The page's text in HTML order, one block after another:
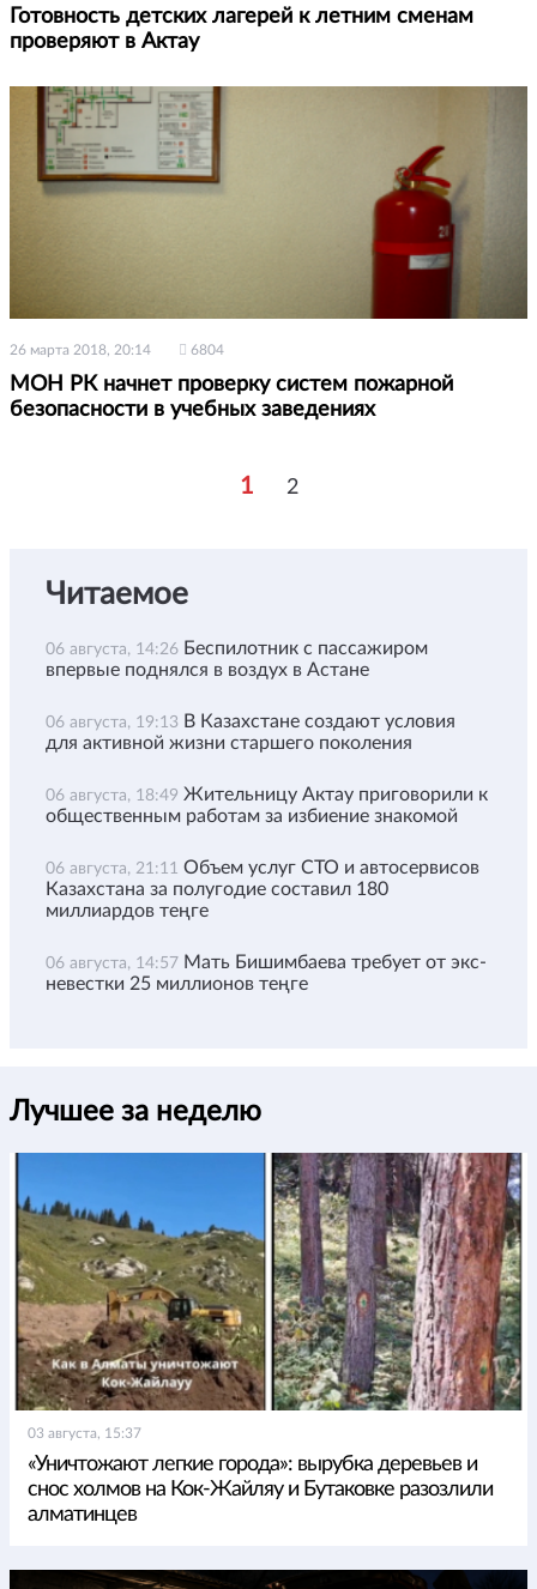
Готовность детских лагерей к летним сменам
проверяют в Актау
26 марта 2018, 20:14 6804
МОН РК начнет проверку систем пожарной
безопасности в учебных заведениях
1 2
Читаемое
06 августа, 14:26 Беспилотник с пассажиром
впервые поднялся в воздух в Астане
06 августа, 19:13 В Казахстане создают условия
для активной жизни старшего поколения
06 августа, 18:49 Жительницу Актау приговорили к
общественным работам за избиение знакомой
06 августа, 21:11 Объем услуг СТО и автосервисов
Казахстана за полугодие составил 180
миллиардов теңге
06 августа, 14:57 Мать Бишимбаева требует от экс-
невестки 25 миллионов теңге
Лучшее за неделю
03 августа, 15:37
«Уничтожают легкие города»: вырубка деревьев и
снос холмов на Кок-Жайляу и Бутаковке разозлили
алматинцев